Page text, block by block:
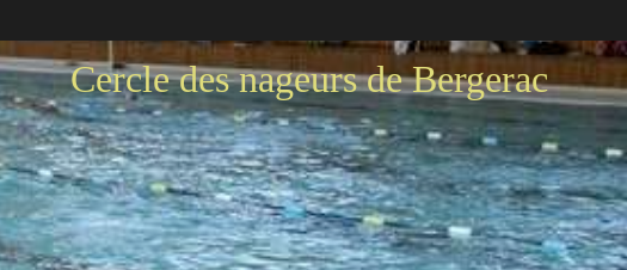
Cercle des nageurs de Bergerac